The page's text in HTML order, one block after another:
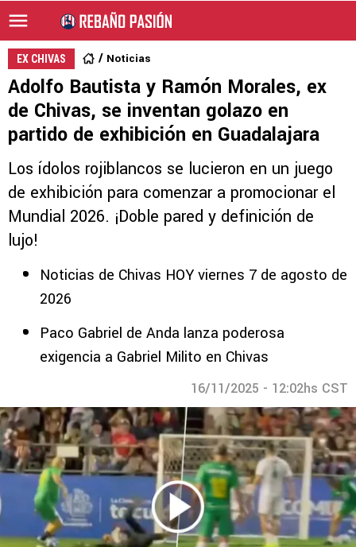
EX CHIVAS Noticias
Adolfo Bautista y Ramón Morales, ex
de Chivas, se inventan golazo en
partido de exhibición en Guadalajara
Los ídolos rojiblancos se lucieron en un juego
de exhibición para comenzar a promocionar el
Mundial 2026. ¡Doble pared y definición de
lujo!
Noticias de Chivas HOY viernes 7 de agosto de
2026
Paco Gabriel de Anda lanza poderosa
exigencia a Gabriel Milito en Chivas
16/11/2025 - 12:02hs CST